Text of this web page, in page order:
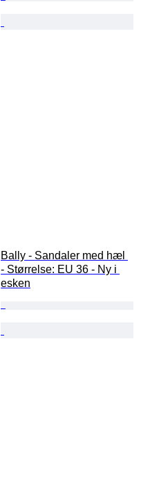
Bally - Sandaler med hæl
- Størrelse: EU 36 - Ny i
esken